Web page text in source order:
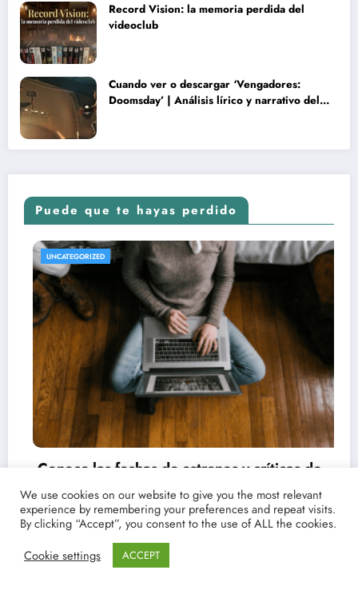
Record Vision: la memoria perdida del
videoclub
Cuando ver o descargar ‘Vengadores:
Doomsday’ | Análisis lírico y narrativo del
Puede que te hayas perdido
REVISTA DE CINE | NOTICIAS, IMÁGENES, TRÁILERS, ARTÍCULOS Y CRÍTICAS
UNCATEGORIZED
We use cookies on our website to give you the most relevant
experience by remembering your preferences and repeat visits.
By clicking “Accept”, you consent to the use of ALL the cookies.
Cookie settings
ACCEPT